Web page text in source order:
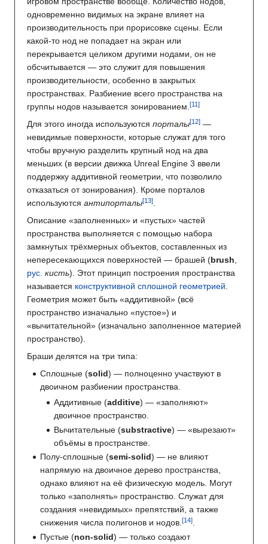
одновременно видимых на экране влияет на
производительность при прорисовке сцены. Если
какой-то нод не попадает на экран или
перекрывается целиком другими нодами, он не
обсчитывается — это служит для повышения
производительности, особенно в закрытых
пространствах. Разбиение всего пространства на
группы нодов называется зонированием.
Для этого иногда используются порталы
—
невидимые поверхности, которые служат для того
чтобы вручную разделить крупный нод на два
меньших (в версии движка Unreal Engine 3 ввели
поддержку аддитивной геометрии, что позволило
отказаться от зонирования). Кроме порталов
используются антипорталы
.
Описание «заполненных» и «пустых» частей
пространства выполняется с помощью набора
замкнутых трёхмерных объектов, составленных из
непересекающихся поверхностей — брашей (brush,
рус. кисть). Этот принцип построения пространства
называется конструктивной сплошной геометрией.
Геометрия может быть «аддитивной» (всё
пространство изначально «пустое») и
«вычитательной» (изначально заполненное материей
пространство).
Браши делятся на три типа:
Сплошные (solid) — полноценно участвуют в
двоичном разбиении пространства.
Аддитивные (additive) — «заполняют»
двоичное пространство.
Вычитательные (substractive) — «вырезают»
объёмы в пространстве.
Полу-сплошные (semi-solid) — не влияют
напрямую на двоичное дерево пространства,
однако влияют на её физическую модель. Могут
только «заполнять» пространство. Служат для
создания «невидимых» препятствий, а также
снижения числа полигонов и нодов.
.
Пустые (non-solid) — только создают